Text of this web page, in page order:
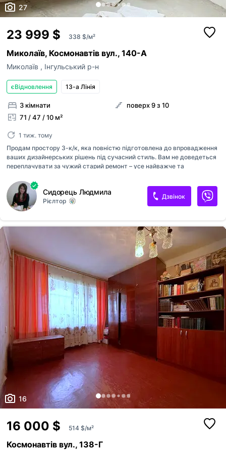
27
23 999 $ 338 $/м²
Миколаїв, Космонавтів вул., 140-А
Миколаїв , Інгульський р-н
єВідновлення 13-а Лінія
3 кімнати
71 / 47 / 10 м²
поверх 9 з 10
1 тиж. тому
Продам простору 3-к/к, яка повністю підготовлена до впровадження
ваших дизайнерських рішень під сучасний стиль. Вам не доведеться
переплачувати за чужий старий ремонт – усе найважче та
районі, неподалік парку, вул. Космонавтів, 9/10 поверх. панель, площа
71/47,1/9,9м2., усі кімнати окремі, простір кухні збільшено для вашого
комфорту, є містка гардеробна, велика лоджія, балкон. Квартира
знаходиться на етапі завершення оздоблювальних робіт. Виконано
капітальний ремонт комунікацій: • Встановлено якісні
металопластикові вікна. • Замінено водопровідні труби та загальний
стояк. • Розведено повністю нову електропроводку. • Монтовано
нов...
Сидорець Людмила
Рієлтор
Дзвінок
16
16 000 $ 514 $/м²
Космонавтів вул., 138-Г